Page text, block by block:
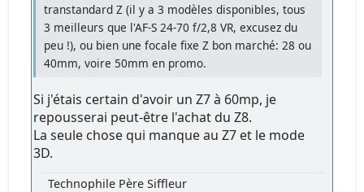
transtandard Z (il y a 3 modèles disponibles, tous
3 meilleurs que l'AF-S 24-70 f/2,8 VR, excusez du
peu !), ou bien une focale fixe Z bon marché: 28 ou
40mm, voire 50mm en promo.
Si j'étais certain d'avoir un Z7 à 60mp, je
repousserai peut-être l'achat du Z8.
La seule chose qui manque au Z7 et le mode
3D.
Technophile Père Siffleur